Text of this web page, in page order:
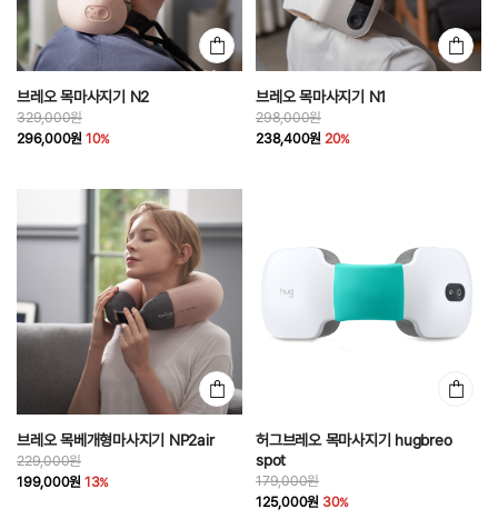
브레오 목마사지기 N2
329,000원
296,000원 10
브레오 목마사지기 N1
298,000원
238,400원 20
브레오 목베개형마사지기 NP2air
229,000원
199,000원 13
허그브레오 목마사지기 hugbreo
spot
179,000원
125,000원 30